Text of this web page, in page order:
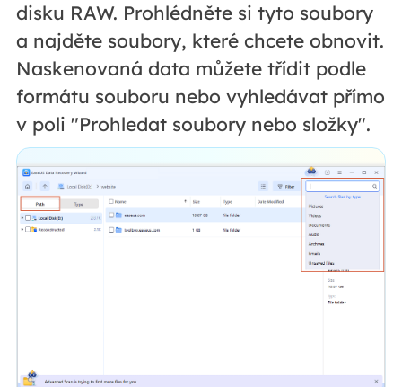
disku RAW. Prohlédněte si tyto soubory
a najděte soubory, které chcete obnovit.
Naskenovaná data můžete třídit podle
formátu souboru nebo vyhledávat přímo
v poli "Prohledat soubory nebo složky".